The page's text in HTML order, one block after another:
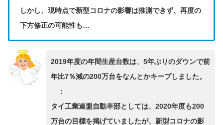
しかし、現時点で新型コロナの影響は推測できず、再度の
下方修正の可能性も…
2019年度の年間生産台数は、5年ぶりのダウンで前
年比7％減の200万台をなんとかキープしました。
：
タイ工業連盟自動車部としては、2020年度も200
万台の目標を掲げていましたが、新型コロナの影